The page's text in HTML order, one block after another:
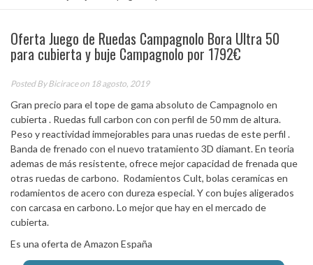
Oferta Juego de Ruedas Campagnolo Bora Ultra 50
para cubierta y buje Campagnolo por 1792€
Posted ByBiciraceon 18 agosto, 2019
Gran precio para el tope de gama absoluto de Campagnolo en
cubierta . Ruedas full carbon con con perfil de 50 mm de altura.
Peso y reactividad immejorables para unas ruedas de este perfil .
Banda de frenado con el nuevo tratamiento 3D diamant. En teoria
ademas de más resistente, ofrece mejor capacidad de frenada que
otras ruedas de carbono. Rodamientos Cult, bolas ceramicas en
rodamientos de acero con dureza especial. Y con bujes aligerados
con carcasa en carbono. Lo mejor que hay en el mercado de
cubierta.
Es una oferta de Amazon España